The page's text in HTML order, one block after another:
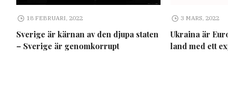
18 FEBRUARI, 2022
Sverige är kärnan av den djupa staten
– Sverige är genomkorrupt
3 MARS, 2022
Ukraina är
land med ett